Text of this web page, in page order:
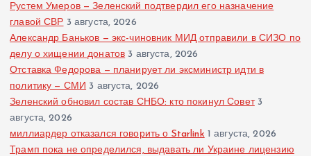
Рустем Умеров — Зеленский подтвердил его назначение
главой СВР 3 августа, 2026
Александр Баньков — экс-чиновник МИД отправили в СИЗО по
делу о хищении донатов 3 августа, 2026
Отставка Федорова — планирует ли эксминистр идти в
политику — СМИ 3 августа, 2026
Зеленский обновил состав СНБО: кто покинул Совет 3
августа, 2026
миллиардер отказался говорить о Starlink 1 августа, 2026
Трамп пока не определился, выдавать ли Украине лицензию